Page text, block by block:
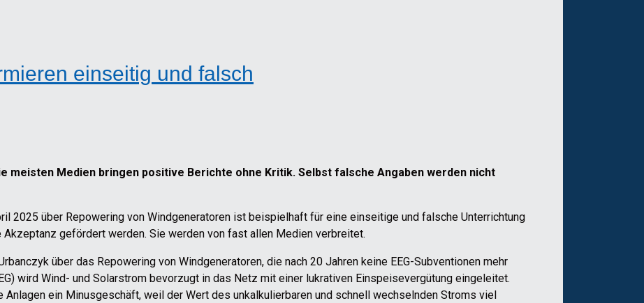
einseitig und falsch
meisten Medien bringen positive Berichte ohne Kritik. Selbst falsche Angaben werden nicht
2025 über Repowering von Windgeneratoren ist beispielhaft für eine einseitige und falsche Unterrichtung
gefördert werden. Sie werden von fast allen Medien verbreitet.
über das Repowering von Windgeneratoren, die nach 20 Jahren keine EEG-Subventionen mehr
wird Wind- und Solarstrom bevorzugt in das Netz mit einer lukrativen Einspeisevergütung eingeleitet.
ein Minusgeschäft, weil der Wert des unkalkulierbaren und schnell wechselnden Stroms viel